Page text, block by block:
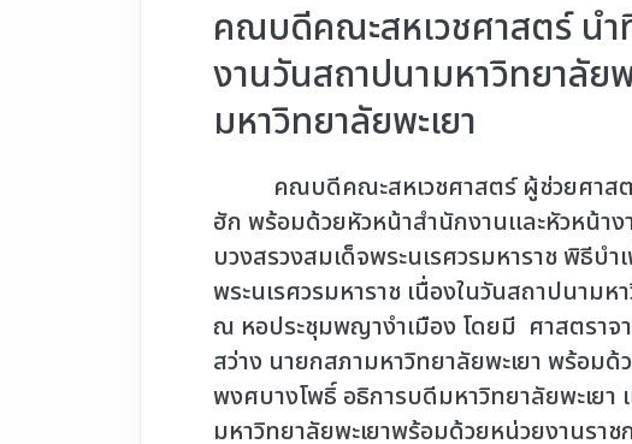
คณบดีคณะสหเวชศาสตร์ นำ
งานวันสถาปนามหาวิทยาลัย
มหาวิทยาลัยพะเยา
คณบดีคณะสหเวชศาสตร์ ผู้ช่วยศาสต
ฮัก พร้อมด้วยหัวหน้าสำนักงานและหัวหน้าง
บวงสรวงสมเด็จพระนเรศวรมหาราช พิธี
พระนเรศวรมหาราช เนื่องในวันสถาปนาม
ณ หอประชุมพญางำเมือง โดยมี ศาสตราจ
สว่าง นายกสภามหาวิทยาลัยพะเยา พร้อม
พงศบางโพธิ์ อธิการบดีมหาวิทยาลัยพะเย
มหาวิทยาลัยพะเยาพร้อมด้วยหน่วยงานราช